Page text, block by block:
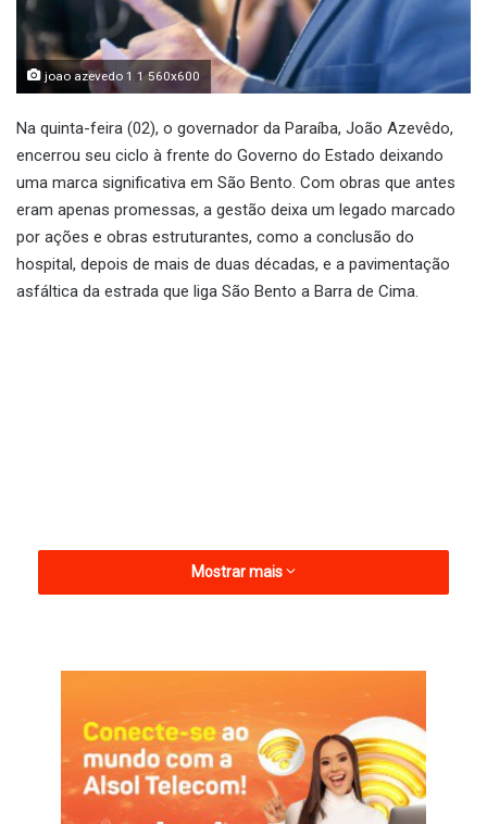
joao azevedo 1 1 560x600
Na quinta-feira (02), o governador da Paraíba, João Azevêdo,
encerrou seu ciclo à frente do Governo do Estado deixando
uma marca significativa em São Bento. Com obras que antes
eram apenas promessas, a gestão deixa um legado marcado
por ações e obras estruturantes, como a conclusão do
hospital, depois de mais de duas décadas, e a pavimentação
asfáltica da estrada que liga São Bento a Barra de Cima.
Independentemente de posicionamentos políticos, os
resultados colocam João Azevêdo como um dos melhores
governadores da história do município.
Mostrar mais